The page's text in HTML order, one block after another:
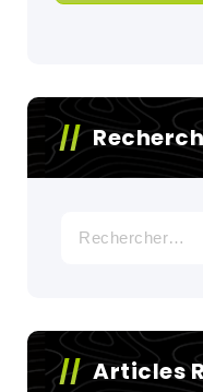
Articles